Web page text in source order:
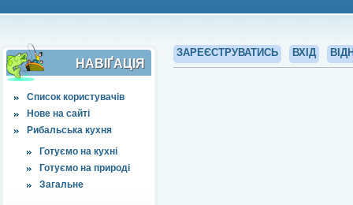
НАВІҐАЦІЯ
Список користувачів
Нове на сайті
Рибальська кухня
Готуємо на кухні
Готуємо на природі
Загальне
ЗАРЕЄСТРУВАТИСЬ ВХІД